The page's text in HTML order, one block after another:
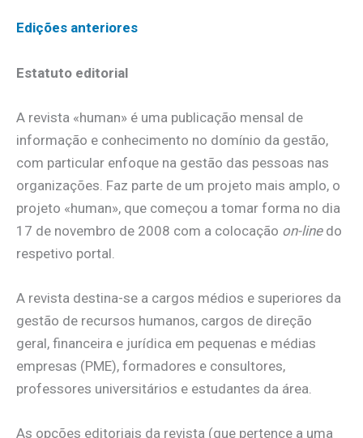
Edições anteriores
Estatuto editorial
A revista «human» é uma publicação mensal de
informação e conhecimento no domínio da gestão,
com particular enfoque na gestão das pessoas nas
organizações. Faz parte de um projeto mais amplo, o
projeto «human», que começou a tomar forma no dia
17 de novembro de 2008 com a colocação on-linedo
respetivo portal.
A revista destina-se a cargos médios e superiores da
gestão de recursos humanos, cargos de direção
geral, financeira e jurídica em pequenas e médias
empresas (PME), formadores e consultores,
professores universitários e estudantes da área.
As opções editoriais da revista (que pertence a uma